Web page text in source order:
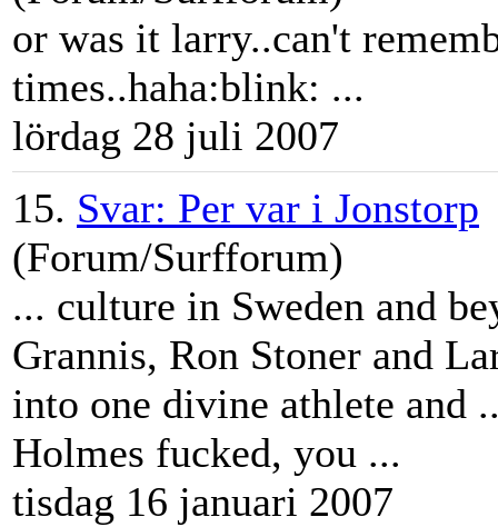
or was it larry..can't
times..haha:blink: ...
lördag 28 juli 2007
15. Svar: Per var i Jonstorp
(Forum/Surfforum)
... culture in Sweden and
Grannis, Ron Stoner and
into one divine athlete and
Holmes fucked, you ...
tisdag 16 januari 2007